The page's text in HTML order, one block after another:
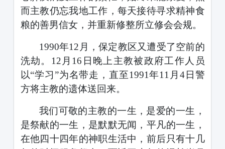
而主教仍忘我地工作，每天接待寻求精神食
粮的善男信女，并重新修整所立修会会规。
1990年12 月，保定教区又遭受了空前的
洗劫。 12 月 16 日晚上主教被政府工作人员
以“学习”为名带走，直至1991年11 月 4日警
方将主教的遗体送回来。
我们可敬的主教的一生，是爱的一生，
是祭献的一生，是默默无闻，平凡的一生，
在他四十四年的神职生活中，前后只有十几